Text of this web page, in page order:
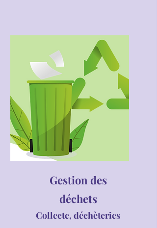
Gestion des
déchets
Collecte, déchèteries